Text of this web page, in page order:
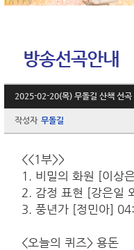
방송선곡안내
2025-02-20(목) 무돌길 산책 선곡
작성자 무돌길
<<1부>>
1. 비밀의 화원 [이상
2. 감정 표현 [강은일
3. 풍년가 [정민아]
<오늘의 퀴즈> 용돈